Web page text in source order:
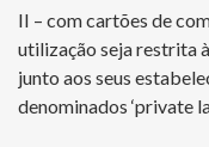
II – com cartões de
utilização seja restrita
junto aos seus
denominados ‘private